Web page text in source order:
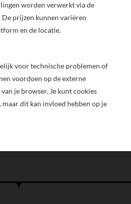
worden verwerkt via de
prijzen kunnen variëren
en de locatie.
voor technische problemen of
voordoen op de externe
je browser. Je kunt cookies
dit kan invloed hebben op je